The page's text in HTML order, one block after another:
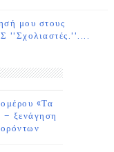
μου στους
''Σχολιαστές.''....
«Τα
ξενάγηση